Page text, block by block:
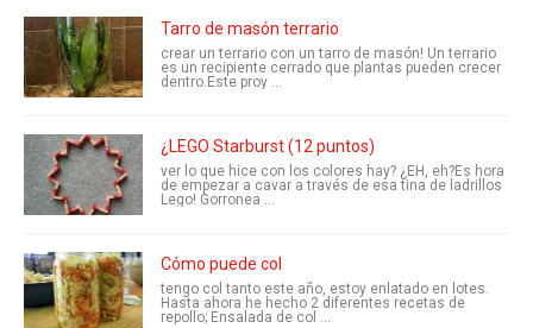
Tarro de masón terrario
crear un terrario con un tarro de masón! Un terrario
es un recipiente cerrado que plantas pueden crecer
dentro.Este proy ...
¿LEGO Starburst (12 puntos)
ver lo que hice con los colores hay? ¿EH, eh?Es hora
de empezar a cavar a través de esa tina de ladrillos
Lego! Gorronea ...
Cómo puede col
tengo col tanto este año, estoy enlatado en lotes.
Hasta ahora he hecho 2 diferentes recetas de
repollo; Ensalada de col ...